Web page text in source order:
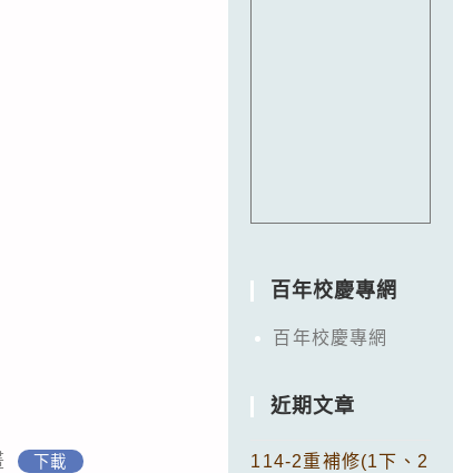
下載
百年校慶專網
百年校慶專網
近期文章
114-2重補修(1下、2